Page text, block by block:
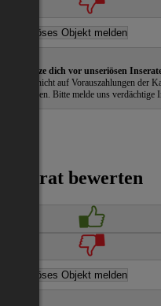
Schütze dich vor unseriösen
Gehe nicht auf Vorauszahlungen der
zu haben. Bitte melde uns verdächtige
Inserat bewerten